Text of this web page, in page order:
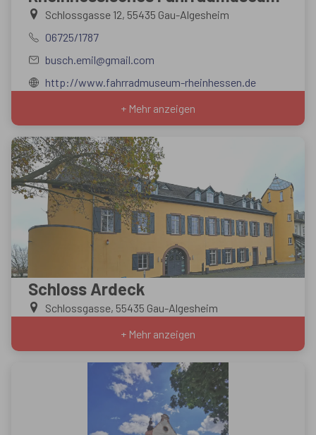
Schlossgasse 12, 55435 Gau-Algesheim
06725/1787
busch.emil@gmail.com
http://www.fahrradmuseum-rheinhessen.de
+ Mehr anzeigen
Schloss Ardeck
Schlossgasse, 55435 Gau-Algesheim
+ Mehr anzeigen